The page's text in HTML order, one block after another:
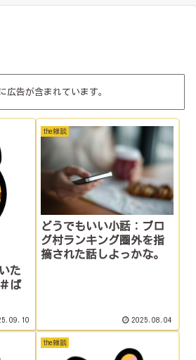
広告が含まれています。
た
ぱ
the雑談
どうでもいい小話：ブロ
グ村ランキング圏外を指
摘された話しよっかな。
2025.08.04
the雑談